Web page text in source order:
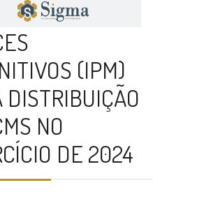
(IPM)
DISTRIBUIÇÃO
NO
DE 2024